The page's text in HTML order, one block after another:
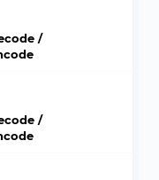
/
/